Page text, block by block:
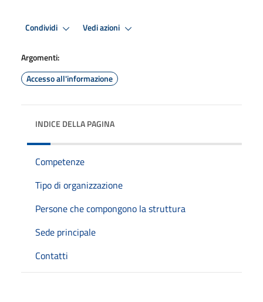
Condividi Vedi azioni
Argomenti:
Accesso all'informazione
INDICE DELLA PAGINA
Competenze
Tipo di organizzazione
Persone che compongono la struttura
Sede principale
Contatti